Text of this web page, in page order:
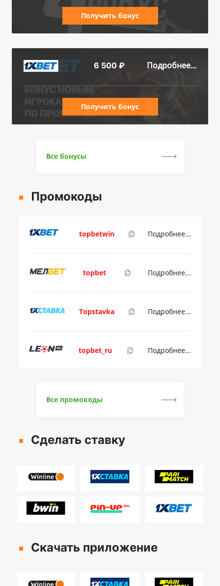
Получить бонус
6 500 ₽ Подробнее...
Получить бонус
Все бонусы
Промокоды
topbetwin Подробнее...
topbet Подробнее...
Topstavka Подробнее...
topbet_ru Подробнее...
Все промокоды
Сделать ставку
Скачать приложение